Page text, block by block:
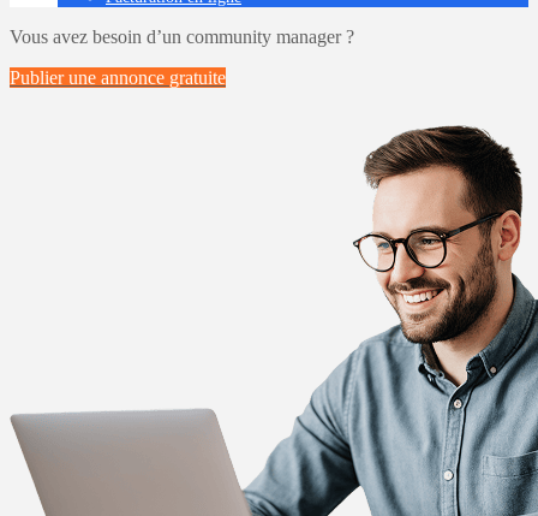
Vous avez besoin d’un community manager ?
Publier une annonce gratuite